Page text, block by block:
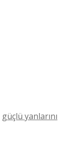
güçlü yanlarını